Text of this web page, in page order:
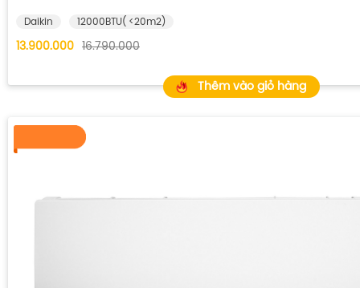
Daikin 12000BTU( <20m2)
13.900.000 16.790.000
Thêm vào giỏ hàng